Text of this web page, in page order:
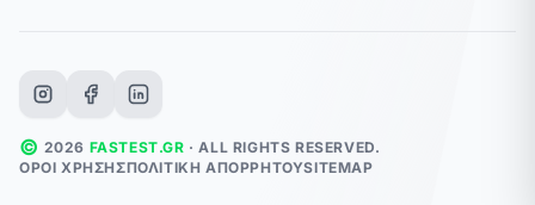
© 2026 FASTEST.GR · ALL RIGHTS RESERVED.
ΌΡΟΙ ΧΡΉΣΗΣΠΟΛΙΤΙΚΉ ΑΠΟΡΡΉΤΟΥSITEMAP